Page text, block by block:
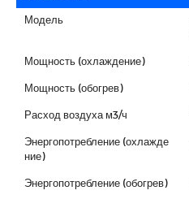
Модель
Мощность (охлаждение)
Мощность (обогрев)
Расход воздуха м3/ч
Энергопотребление (охлажде
ние)
Энергопотребление (обогрев)